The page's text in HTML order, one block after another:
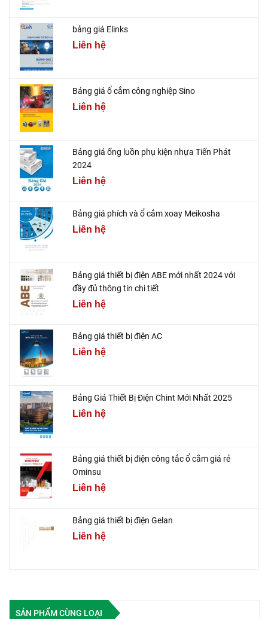
bảng giá Elinks
Liên hệ
Bảng giá ổ cắm công nghiệp Sino
Liên hệ
Bảng giá ống luồn phụ kiện nhựa Tiến Phát
2024
Liên hệ
Bảng giá phích và ổ cắm xoay Meikosha
Liên hệ
Bảng giá thiết bị điện ABE mới nhất 2024 với
đầy đủ thông tin chi tiết
Liên hệ
Bảng giá thiết bị điện AC
Liên hệ
Bảng Giá Thiết Bị Điện Chint Mới Nhất 2025
Liên hệ
Bảng giá thiết bị điện công tắc ổ cắm giá rẻ
Ominsu
Liên hệ
Bảng giá thiết bị điện Gelan
Liên hệ
SẢN PHẨM CÙNG LOẠI